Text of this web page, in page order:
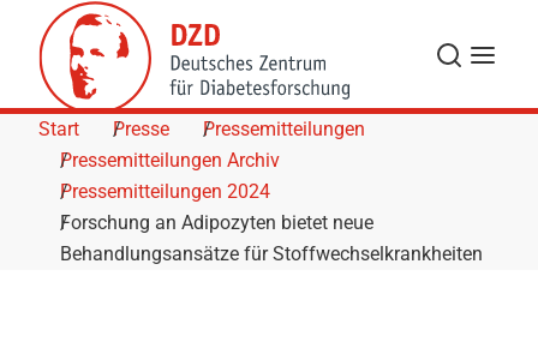
Skip to Content
Suche
Start Presse
Pressemitteilungen
Pressemitteilungen Archiv
Pressemitteilungen 2024
Forschung an Adipozyten bietet neue
Behandlungsansätze für Stoffwechselkrankheiten